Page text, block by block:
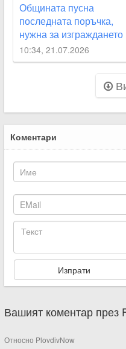
Общината пусна
последната поръчка,
нужна за изграждането
на парка „Кан Крум“
10:34, 21.07.2026
Коментари
Вашият коментар през
Относно PlovdivNow